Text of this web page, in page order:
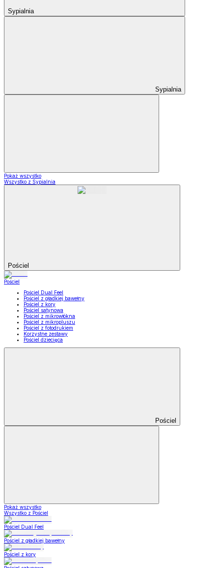
Sypialnia
Sypialnia
Pokaż wszystko
Wszystko z Sypialnia
Pościel
Pościel
Pościel Dual Feel
Pościel z gładkiej bawełny
Pościel z kory
Pościel satynowa
Pościel z mikrowłókna
Pościel z mikropluszu
Pościel z fotodrukiem
Korzystne zestawy
Pościel dziecięca
Pościel
Pokaż wszystko
Wszystko z Pościel
Pościel Dual Feel
Pościel z gładkiej bawełny
Pościel z kory